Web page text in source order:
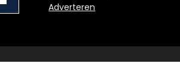
Adverteren